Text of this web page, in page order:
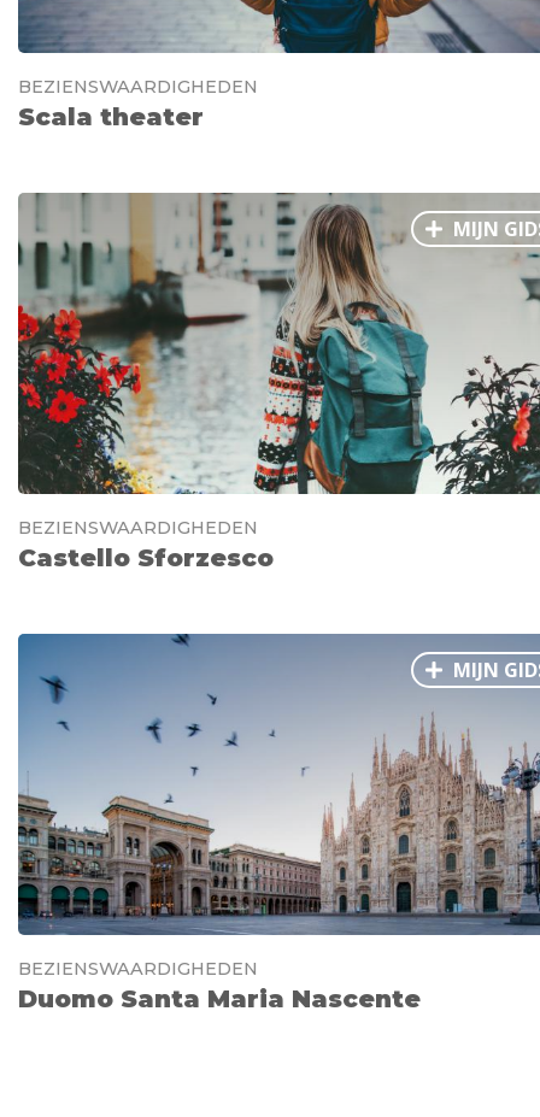
BEZIENSWAARDIGHEDEN
Scala theater
MIJN
BEZIENSWAARDIGHEDEN
Castello Sforzesco
MIJN
BEZIENSWAARDIGHEDEN
Duomo Santa Maria Nascente